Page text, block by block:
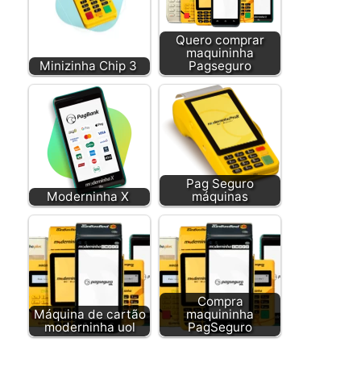
Minizinha Chip 3
Quero comprar
maquininha
Pagseguro
Moderninha X
Pag Seguro
máquinas
Máquina de cartão
moderninha uol
Compra
maquininha
PagSeguro